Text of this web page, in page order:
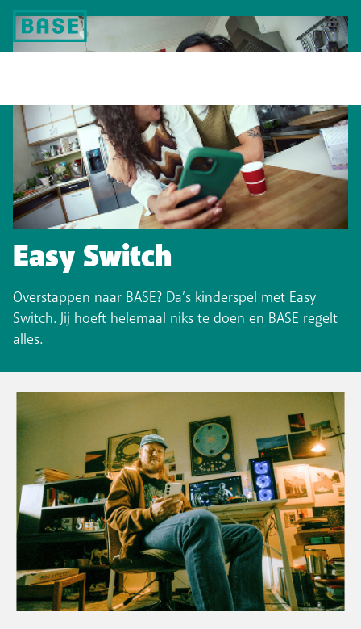
Easy Switch
Overstappen naar BASE? Da’s kinderspel met Easy
Switch. Jij hoeft helemaal niks te doen en BASE regelt
alles.